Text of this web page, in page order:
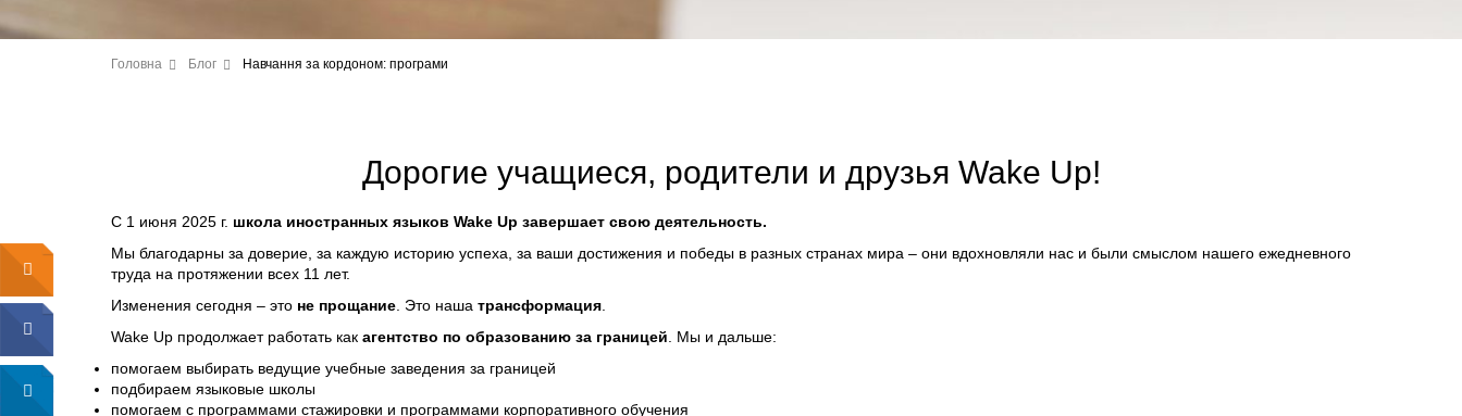
Головна Блог Навчання за кордоном: програми
Дорогие учащиеся, родители и друзья Wake Up!
С 1 июня 2025 г. школа иностранных языков Wake Up завершает свою деятельность.
Мы благодарны за доверие, за каждую историю успеха, за ваши достижения и победы в разных странах мира – они вдохновляли нас и были смыслом нашего ежедневного
труда на протяжении всех 11 лет.
Изменения сегодня – это не прощание . Это наша трансформация
Wake Up продолжает работать как агентство по образованию за границей . Мы и дальше:
помогаем выбирать ведущие учебные заведения за границей
подбираем языковые школы
помогаем с программами стажировки и программами корпоративного обучения